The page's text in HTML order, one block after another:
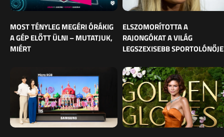
MOST TÉNYLEG MEGÉRI ÓRÁKIG
A GÉP ELŐTT ÜLNI – MUTATJUK,
MIÉRT
ELSZOMORÍTOTTA A
RAJONGÓKAT A VILÁG
LEGSZEXISEBB SPORTOLÓNŐJE